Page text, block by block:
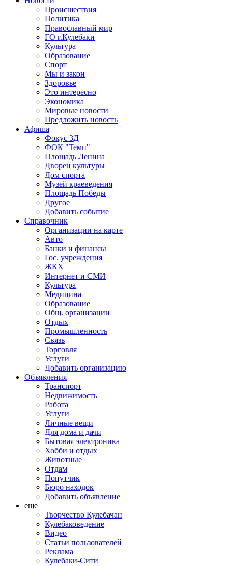
Происшествия
Политика
Православный мир
ГО г.Кулебаки
Культура
Образование
Спорт
Мы и закон
Здоровье
Это интересно
Экономика
Мировые новости
Предложить новость
Афиша
Фокус 3Д
ФОК "Темп"
Площадь Ленина
Дворец культуры
Дом спорта
Музей краеведения
Площадь Победы
Другое
Добавить событие
Справочник
Организации на карте
Авто
Банки и финансы
Гос. учреждения
ЖКХ
Интернет и СМИ
Культура
Медицина
Образование
Общ. организации
Отдых
Промышленность
Связь
Торговля
Услуги
Добавить организацию
Объявления
Транспорт
Недвижимость
Работа
Услуги
Личные вещи
Для дома и дачи
Бытовая электроника
Хобби и отдых
Животные
Отдам
Попутчик
Бюро находок
Добавить объявление
еще
Творчество Кулебачан
Кулебаковедение
Видео
Статьи пользователей
Реклама
Кулебаки-Сити